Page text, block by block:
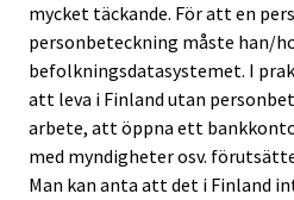
mycket täckande. För att en
personbeteckning måste han/
befolkningsdatasystemet. I
att leva i Finland utan
arbete, att öppna ett
med myndigheter osv.
Man kan anta att det i Finland